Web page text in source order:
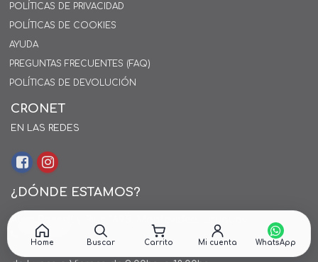
POLÍTICAS DE PRIVACIDAD
POLÍTICAS DE COOKIES
AYUDA
PREGUNTAS FRECUENTES (FAQ)
POLÍTICAS DE DEVOLUCIÓN
CRONET
EN LAS REDES
¿DÓNDE ESTAMOS?
Alejo Rossell y Rius 1695, Montevideo, Uruguay
26 242424*
Home Buscar Carrito Mi cuenta